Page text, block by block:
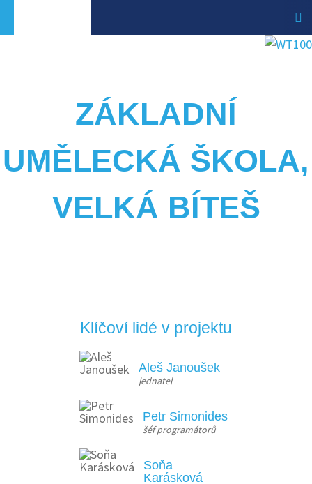
ZÁKLADNÍ
UMĚLECKÁ ŠKOLA,
VELKÁ BÍTEŠ
Klíčoví lidé v projektu
Aleš Janoušek
jednatel
Petr Simonides
šéf programátorů
Soňa
Karásková